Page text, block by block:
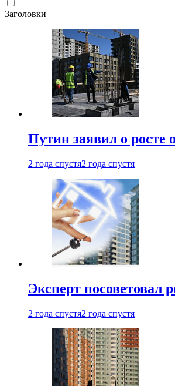
Заголовки
Путин заявил о росте
2 года спустя2 года спустя
Эксперт посоветовал
2 года спустя2 года спустя